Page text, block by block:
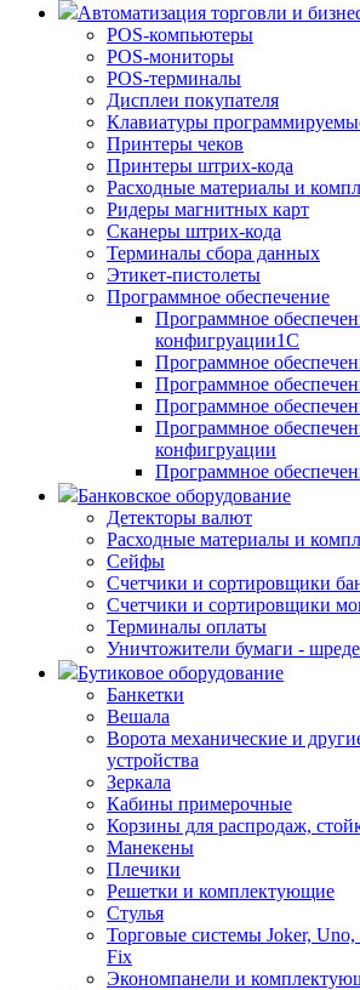
Автоматизация торговли и
POS-компьютеры
POS-мониторы
POS-терминалы
Дисплеи покупателя
Клавиатуры
Принтеры чеков
Принтеры штрих-кода
Расходные материалы и
Ридеры магнитных карт
Сканеры штрих-кода
Терминалы сбора данных
Этикет-пистолеты
Программное обеспечение
Программное
конфигруации1С
Программное
Программное
Программное
Программное
конфигруации
Программное
Банковское оборудование
Детекторы валют
Расходные материалы и
Сейфы
Счетчики и сортировщики
Счетчики и сортировщики
Терминалы оплаты
Уничтожители бумаги -
Бутиковое оборудование
Банкетки
Вешала
Ворота механические и
устройства
Зеркала
Кабины примерочные
Корзины для распродаж,
Манекены
Плечики
Решетки и комплектующие
Стулья
Торговые системы Joker,
Fix
Экономпанели и